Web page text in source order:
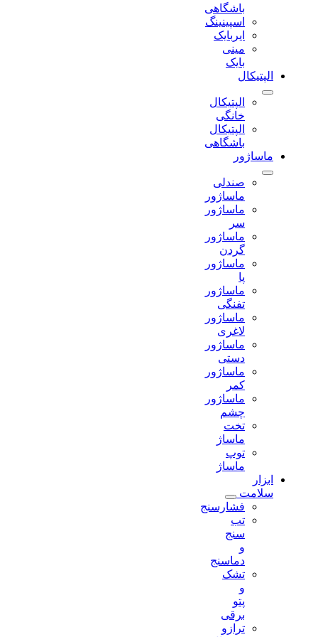
باشگاهی
اسپینینگ
ایربایک
مینی
الپتیکال
الپتیکال
خانگی
الپتیکال
باشگاهی
ماساژور
صندلی
ماساژور
ماساژور
ماساژور
ماساژور
ماساژور
تفنگی
ماساژور
لاغری
ماساژور
دستی
ماساژور
ماساژور
تخت
ماساژ
توپ
ماساژ
ابزار
سلامت
فشارسنج
دماسنج
تشک
ترازو